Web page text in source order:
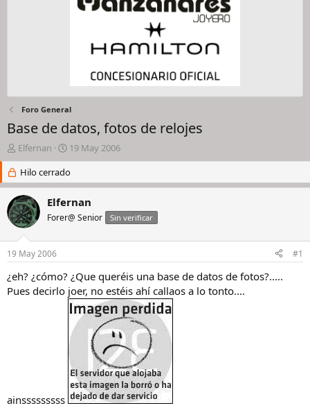
Foro General
Base de datos, fotos de relojes
I
n
c
i
a
d
o
d
e
l
h
Elfernan
F
e
c
h
d
e
i
i
o
19 May 2006
Hilo cerrado
Elfernan
Forer@ Senior Sin verificar
19 May 2006 #1
¿eh? ¿cómo? ¿Que queréis una base de datos de fotos?.....
Pues decirlo joer, no estéis ahí callaos a lo tonto....
ainsssssssss